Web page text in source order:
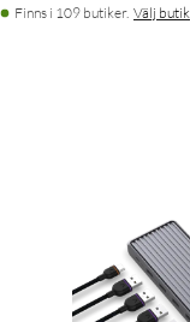
Finns i 109 butiker. Välj butik